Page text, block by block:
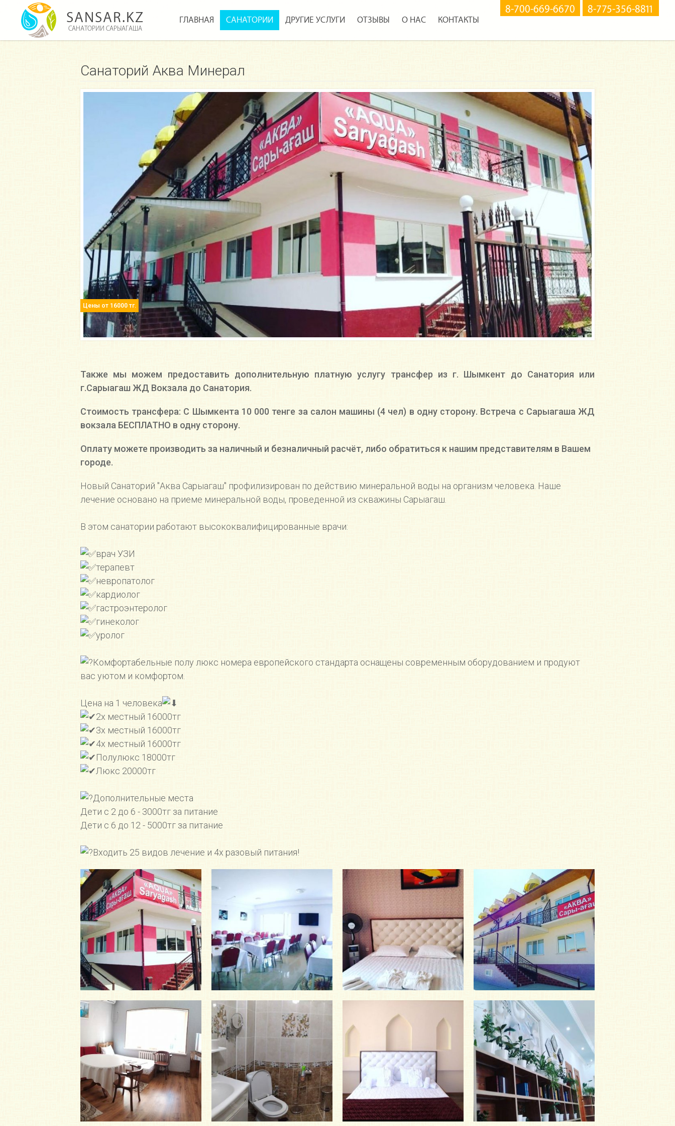
8-700-669-6670 8-775-356-8811
SANSAR.KZ
САНАТОРИИ САРЫАГАША
ГЛАВНАЯ САНАТОРИИ ДРУГИЕ УСЛУГИ ОТЗЫВЫ О НАС КОНТАКТЫ
Санаторий Аква Минерал
Цены от 16000 тг.
Также мы можем предоставить дополнительную платную услугу трансфер из г. Шымкент до Санатория или
г.Сарыагаш ЖД Вокзала до Санатория.
Стоимость трансфера: С Шымкента 10 000 тенге за салон машины (4 чел) в одну сторону. Встреча с Сарыагаша ЖД
вокзала БЕСПЛАТНО в одну сторону.
Оплату можете производить за наличный и безналичный расчёт, либо обратиться к нашим представителям в Вашем
городе.
Новый Санаторий "Аква Сарыагаш" профилизирован по действию минеральной воды на организм человека. Наше
лечение основано на приеме минеральной воды, проведенной из скважины Сарыагаш. ⠀
В этом санатории работают высококвалифицированные врачи: ⠀ ⠀
врач УЗИ
терапевт
невропатолог ⠀ ⠀
кардиолог
гастроэнтеролог
гинеколог
уролог
Комфортабельные полу люкс номера европейского стандарта оснащены современным оборудованием и продуют
вас уютом и комфортом.
Цена на 1 человека
2х местный 16000тг⠀⠀
3х местный 16000тг ⠀
4х местный 16000тг
Полулюкс 18000тг
Люкс 20000тг
Дополнительные места ⠀
Дети с 2 до 6 - 3000тг за питание
Дети с 6 до 12 - 5000тг за питание
Вxодить 25 видов лечение и 4х разовый питания!